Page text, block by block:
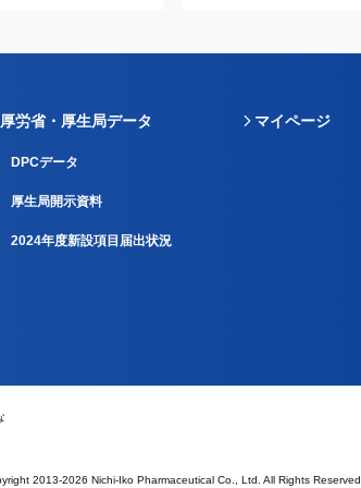
厚労省・厚生局データ
DPCデータ
厚生局開示資料
2024年度新設項目届出状況
マイページ
2013-2026 Nichi-Iko Pharmaceutical Co., Ltd. All Rights Reserved.